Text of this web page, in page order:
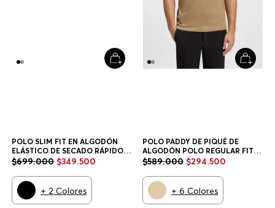
POLO SLIM FIT EN ALGODÓN
ELÁSTICO DE SECADO RÁPIDO
POLO SLIM FIT HOMBRE
$699.000 $349.500
+ 2 Colores
POLO PADDY DE PIQUÉ DE
ALGODÓN POLO REGULAR FIT
HOMBRE
$589.000 $294.500
+ 6 Colores